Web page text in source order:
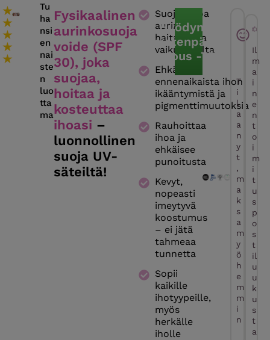
★
★
★
★
★
Tu
ha
nsi
en
nai
ste
n
luo
tta
ma
Fysikaalinen
aurinkosuoja
voide (SPF
30), joka
suojaa,
hoitaa ja
kosteuttaa
ihoasi –
luonnollinen
suoja UV-
säteiltä!
Suojaa ihoa
auringon
haitallisilta
vaikutuksilta
Ehkäisee
ennenaikaista ihon
ikääntymistä ja
pigmenttimuutoksia
Rauhoittaa
ihoa ja
ehkäisee
punoitusta
Kevyt,
nopeasti
imeytyvä
koostumus
– ei jätä
tahmeaa
tunnetta
Sopii
kaikille
ihotyypeille,
myös
herkälle
iholle
Hyödynnä
naistenpäivän
tarjous -70%
T
i
l
a
a
n
y
t
,
m
a
k
s
a
m
y
ö
h
e
m
m
i
n
Il
m
a
i
n
e
n
t
o
i
m
i
t
u
s
p
o
s
t
il
u
u
k
u
s
t
a